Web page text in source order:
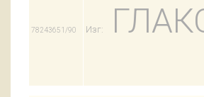
78243651/90 Изг: